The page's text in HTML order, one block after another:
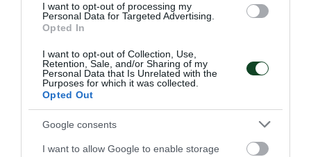
I want to opt-out of processing my
Personal Data for Targeted Advertising.
Opted In
I want to opt-out of Collection, Use,
Retention, Sale, and/or Sharing of my
Personal Data that Is Unrelated with the
Purposes for which it was collected.
Opted Out
Google consents
I want to allow Google to enable storage
Φινάλε με έκτη θέση για την
Εθνική Νεανίδων
Η Εθνική ομάδα Νεανίδων κατέλαβε την έκτη θέση στο
EuroBasket Β' κατηγορίας έχοντας δύο παίκτριες του
Παναθηναϊκού στη σύνθεσή της.